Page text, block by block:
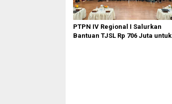
PTPN IV Regional I Salurkan
Bantuan TJSL Rp 706 Juta untuk